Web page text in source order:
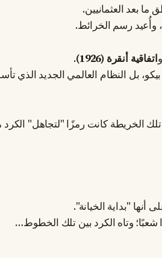
ما بعد العثمانيين.
وأُعيد رسم الخرائط.
واتفاقية أنقرة (1926)
.
بل النظام العالمي الجديد الذي
تلك الخريطة كانت رمزًا "لتجاهل"
"بداية الخيانة".
شعبًا؛ وتاه الكرد بين تلك الخطوط…